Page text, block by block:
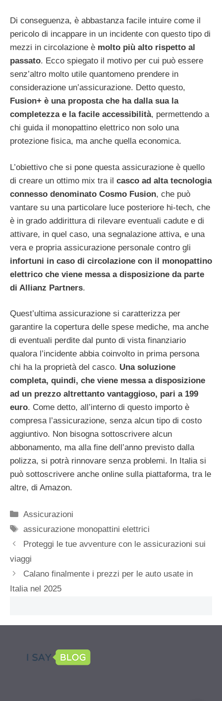
Di conseguenza, è abbastanza facile intuire come il
pericolo di incappare in un incidente con questo tipo di
mezzi in circolazione è molto più alto rispetto al
passato. Ecco spiegato il motivo per cui può essere
senz’altro molto utile quantomeno prendere in
considerazione un’assicurazione. Detto questo,
Fusion+ è una proposta che ha dalla sua la
completezza e la facile accessibilità, permettendo a
chi guida il monopattino elettrico non solo una
protezione fisica, ma anche quella economica.
L’obiettivo che si pone questa assicurazione è quello
di creare un ottimo mix tra il casco ad alta tecnologia
connesso denominato Cosmo Fusion, che può
vantare su una particolare luce posteriore hi-tech, che
è in grado addirittura di rilevare eventuali cadute e di
attivare, in quel caso, una segnalazione attiva, e una
vera e propria assicurazione personale contro gli
infortuni in caso di circolazione con il monopattino
elettrico che viene messa a disposizione da parte
di Allianz Partners.
Quest’ultima assicurazione si caratterizza per
garantire la copertura delle spese mediche, ma anche
di eventuali perdite dal punto di vista finanziario
qualora l’incidente abbia coinvolto in prima persona
chi ha la proprietà del casco. Una soluzione
completa, quindi, che viene messa a disposizione
ad un prezzo altrettanto vantaggioso, pari a 199
euro. Come detto, all’interno di questo importo è
compresa l’assicurazione, senza alcun tipo di costo
aggiuntivo. Non bisogna sottoscrivere alcun
abbonamento, ma alla fine dell’anno previsto dalla
polizza, si potrà rinnovare senza problemi. In Italia si
può sottoscrivere anche online sulla piattaforma, tra le
altre, di Amazon.
Categorie
Assicurazioni
Tag
assicurazione monopattini elettrici
Proteggi le tue avventure con le assicurazioni sui
viaggi
Calano finalmente i prezzi per le auto usate in
Italia nel 2025